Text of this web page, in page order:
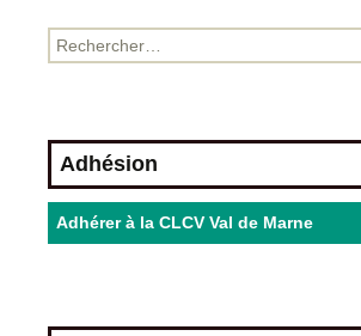
Adhésion
Adhérer à la CLCV Val de Marne